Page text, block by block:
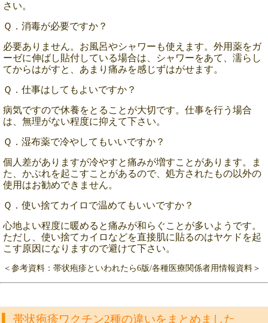
さい。
Ｑ．消毒が必要ですか？
必要ありません。お風呂やシャワーも使えます。外用薬をガ
ーゼに伸ばし貼付している場合は、シャワーをあて、濡らし
てからはがすと、あまり痛みを感じずはがせます。
Ｑ．仕事はしてもよいですか？
病気ですので休養をとることが大切です。仕事を行う場合
は、無理がない程度に抑えて下さい。
Ｑ．湿布薬で冷やしてもいいですか？
個人差がありますが冷やすと痛みが増すことがあります。ま
た、かぶれを起こすことがあるので、処方されたもの以外の
使用はお勧めできません。
Ｑ．使い捨てカイロで温めてもいいですか？
心地よい程度に暖めると痛みが和らぐことが多いようです。
ただし、使い捨てカイロなどを直接肌に貼るのはヤケドを起
こす原因になりますので避けて下さい。
＜参考資料：帯状疱疹といわれたら6版/各種医療関係者用情報資料＞
帯状疱疹ワクチン2種の違いをまとめました